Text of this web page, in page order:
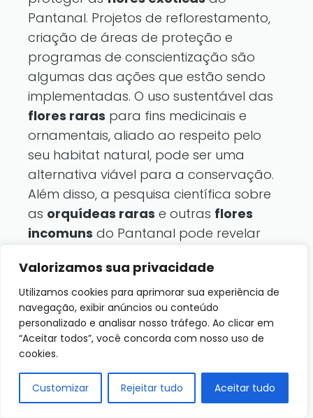
Valorizamos sua privacidade
Utilizamos cookies para aprimorar sua experiência de
navegação, exibir anúncios ou conteúdo
personalizado e analisar nosso tráfego. Ao clicar em
“Aceitar todos”, você concorda com nosso uso de
cookies.
Customizar Rejeitar tudo Aceitar tudo
Pantanal. Projetos de reflorestamento,
criação de áreas de proteção e
programas de conscientização são
algumas das ações que estão sendo
implementadas. O uso sustentável das
flores raras para fins medicinais e
ornamentais, aliado ao respeito pelo
seu habitat natural, pode ser uma
alternativa viável para a conservação.
Além disso, a pesquisa científica sobre
as orquídeas raras e outras flores
incomuns do Pantanal pode revelar
para a preservação da biodiversidade
local.
Em suma, a conservação dasflores do
Pantanal é uma responsabilidade
cuidar dessas flores , estamos
protegendo não apenas a beleza